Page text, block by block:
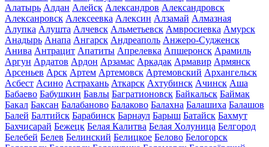
Алатырь Алдан Алейск Александров Александровск
Алексанровск Алексеевка Алексин Алзамай Алмазная
Алупка Алушта Алчевск Альметьевск Амвросиевка Амурск
Анадырь Анапа Ангарск Андреаполь Анжеро-Судженск
Анива Антрацит Апатиты Апрелевка Апшеронск Арамиль
Аргун Ардатов Ардон Арзамас Аркадак Армавир Армянск
Арсеньев Арск Артем Артемовск Артемовский Архангельск
Асбест Асино Астрахань Аткарск Ахтубинск Ачинск Аша
Бабаево Бабушкин Бавлы Багратионовск Байкальск Баймак
Бакал Баксан Балабаново Балаково Балахна Балашиха Балашов
Балей Балтийск Барабинск Барнаул Барыш Батайск Бахмут
Бахчисарай Бежецк Белая Калитва Белая Холуница Белгород
Белебей Белев Белинский Белицкое Белово Белогорск